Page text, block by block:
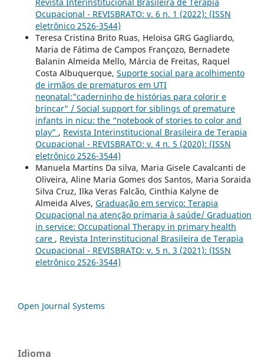
Ocupacional - REVISBRATO: v. 6 n. 1 (2022): (ISSN
eletrônico 2526-3544)
Teresa Cristina Brito Ruas, Heloisa GRG Gagliardo,
Maria de Fátima de Campos Françozo, Bernadete
Balanin Almeida Mello, Márcia de Freitas, Raquel
Costa Albuquerque, Suporte social para acolhimento
de irmãos de prematuros em UTI
neonatal:"caderninho de histórias para colorir e
brincar" / Social support for siblings of premature
infants in nicu: the “notebook of stories to color and
play” , Revista Interinstitucional Brasileira de Terapia
Ocupacional - REVISBRATO: v. 4 n. 5 (2020): (ISSN
eletrônico 2526-3544)
Manuela Martins Da silva, Maria Gisele Cavalcanti de
Oliveira, Aline Maria Gomes dos Santos, Maria Soraida
Silva Cruz, Ilka Veras Falcão, Cinthia Kalyne de
Almeida Alves, Graduação em serviço: Terapia
Ocupacional na atenção primaria à saúde/ Graduation
in service: Occupational Therapy in primary health
care , Revista Interinstitucional Brasileira de Terapia
Ocupacional - REVISBRATO: v. 5 n. 3 (2021): (ISSN
eletrônico 2526-3544)
Open Journal Systems
Idioma